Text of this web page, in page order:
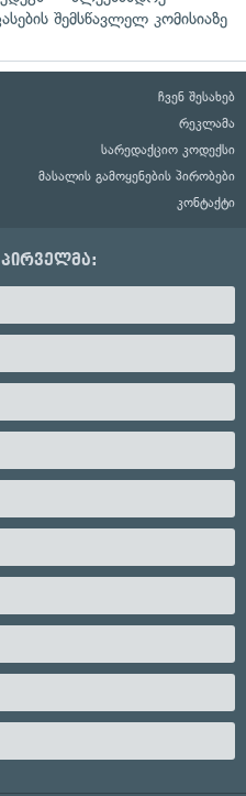
შემსწავლელ კომისიაზე
ჩვენ შესახებ
რეკლამა
სარედაქციო კოდექსი
მასალის გამოყენების პირობები
კონტაქტი
პირველმა: